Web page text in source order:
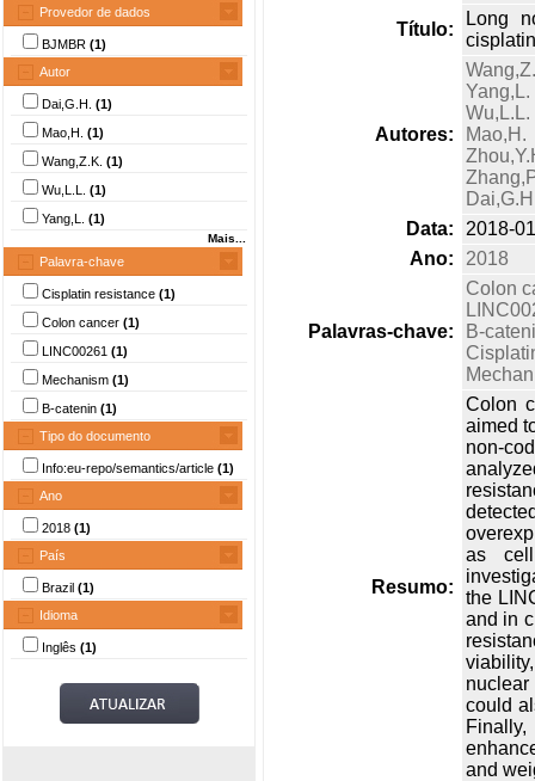
Provedor de dados
BJMBR (1)
Autor
Dai,G.H. (1)
Mao,H. (1)
Wang,Z.K. (1)
Wu,L.L. (1)
Yang,L. (1)
Mais...
Palavra-chave
Cisplatin resistance (1)
Colon cancer (1)
LINC00261 (1)
Mechanism (1)
Β-catenin (1)
Tipo do documento
Info:eu-repo/semantics/article (1)
Ano
2018 (1)
País
Brazil (1)
Idioma
Inglês (1)
Título:
Long
Autores:
Yang,L.
Wu,L.L.
Mao,H.
Data:
2018-
Ano:
2018
Palavras-chave:
Colon
Β-
Resumo:
Colon
aimed
non-
as cell
the
and in
could
and